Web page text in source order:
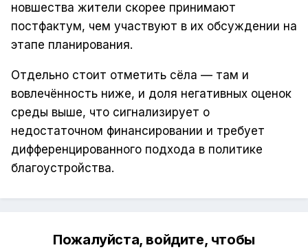
новшества жители скорее принимают
постфактум, чем участвуют в их обсуждении на
этапе планирования.
Отдельно стоит отметить сёла — там и
вовлечённость ниже, и доля негативных оценок
среды выше, что сигнализирует о
недостаточном финансировании и требует
дифференцированного подхода в политике
благоустройства.
Пожалуйста, войдите, чтобы